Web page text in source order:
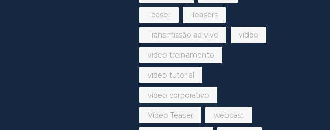
Teaser Teasers
Transmissão ao vivo video
video treinamento
video tutorial
vídeo corporativo
Vídeo Teaser webcast